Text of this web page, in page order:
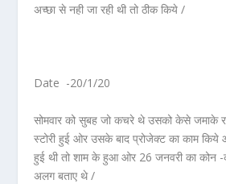
अच्छा से नही जा रही थी तो ठीक किये /
Date -20/1/20
सोमवार को सुबह जो कचरे थे उसको केसे जमाके
स्टोरी हुई ओर उसके बाद प्रोजेक्ट का काम किये
हुई थी तो शाम के हुआ ओर 26 जनवरी का कोन
अलग बताए थे /